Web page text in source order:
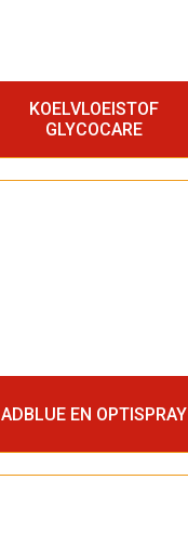
KOELVLOEISTOF
GLYCOCARE
ADBLUE EN OPTISPRAY